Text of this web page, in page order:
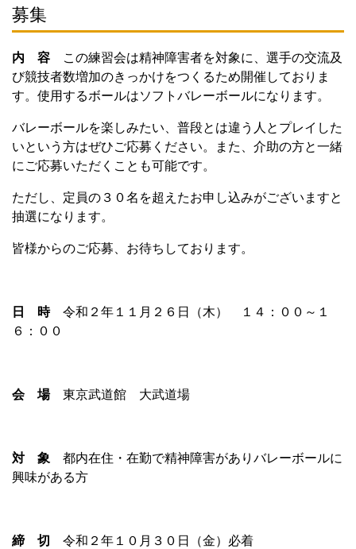
募集
内 容
この練習会は精神障害者を対象に、選手の交流及
び競技者数増加のきっかけをつくるため開催しておりま
す。使用するボールはソフトバレーボールになります。
バレーボールを楽しみたい、普段とは違う人とプレイした
いという方はぜひご応募ください。また、介助の方と一緒
にご応募いただくことも可能です。
ただし、定員の３０名を超えたお申し込みがございますと
抽選になります。
皆様からのご応募、お待ちしております。
日 時 令和２年１１月２６日（木） １４：００～１
６：００
会 場 東京武道館 大武道場
対 象 都内在住・在勤で精神障害がありバレーボールに
興味がある方
締 切 令和２年１０月３０日（金）必着